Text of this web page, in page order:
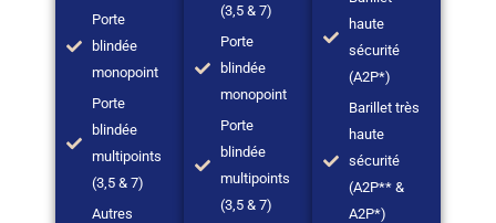
Porte
blindée
monopoint
Porte
blindée
multipoints
(3,5 & 7)
Autres
(3,5 & 7)
Porte
blindée
monopoint
Porte
blindée
multipoints
(3,5 & 7)
haute
sécurité
(A2P*)
Barillet très
haute
sécurité
(A2P** &
A2P*)